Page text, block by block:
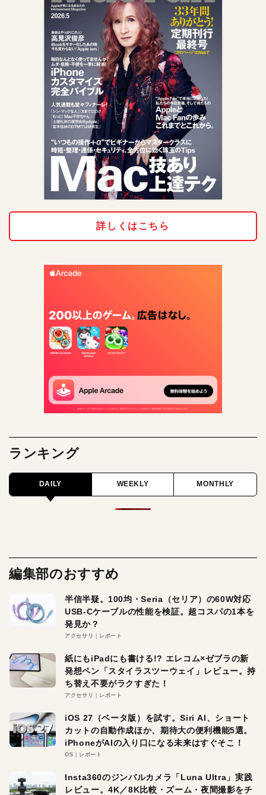
詳しくはこちら
ランキング
DAILY WEEKLY MONTHLY
編集部のおすすめ
半信半疑。100均・Seria（セリア）の60W対応
USB-Cケーブルの性能を検証。超コスパの1本を
発見か？
アクセサリ レポート
紙にもiPadにも書ける!? エレコム×ゼブラの新
発想ペン「スタイラスツーウェイ」レビュー。持
ち替え不要がラクすぎた！
アクセサリ レポート
iOS 27（ベータ版）を試す。Siri AI、ショート
カットの自動作成ほか、期待大の便利機能5選。
iPhoneがAIの入り口になる未来はすぐそこ！
OS レポート
Insta360のジンバルカメラ「Luna Ultra」実践
レビュー。4K／8K比較・ズーム・夜間撮影をチ